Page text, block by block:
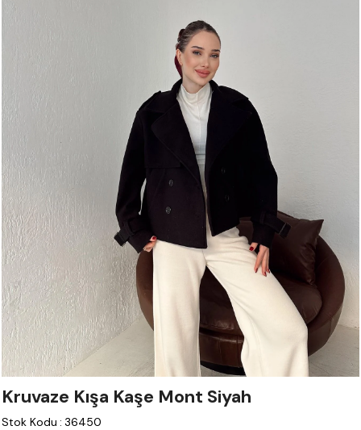
Kruvaze Kışa Kaşe Mont Siyah
Stok Kodu : 36450